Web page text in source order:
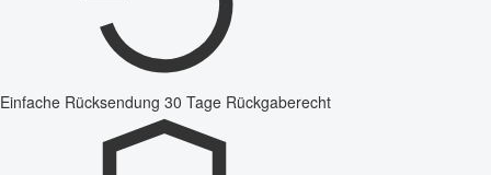
Einfache Rücksendung 30 Tage Rückgaberecht